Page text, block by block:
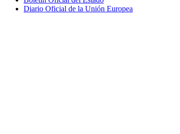
Diario Oficial de la Unión Europea